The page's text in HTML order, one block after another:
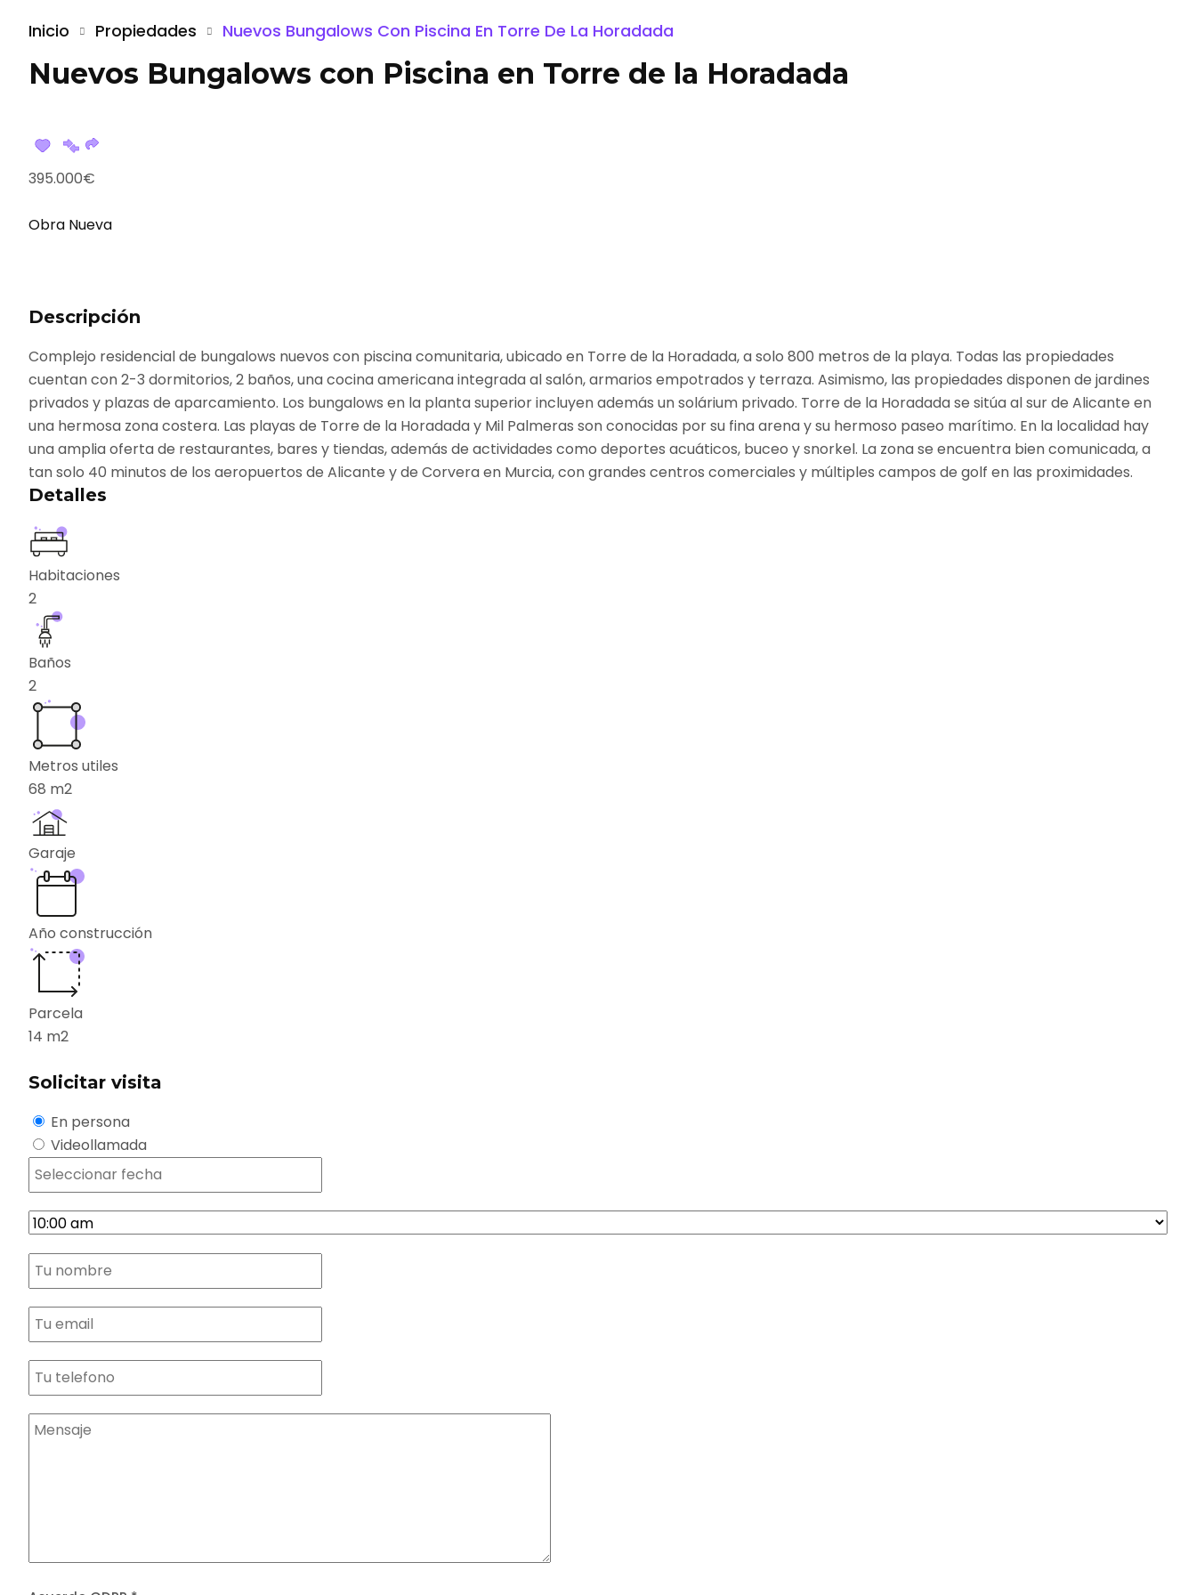
Inicio Propiedades Nuevos Bungalows Con Piscina En Torre De La Horadada
Nuevos Bungalows con Piscina en Torre de la Horadada
395.000€
Obra Nueva
Descripción
Complejo residencial de bungalows nuevos con piscina comunitaria, ubicado en Torre de la Horadada, a solo 800 metros de la playa. Todas las propiedades
cuentan con 2-3 dormitorios, 2 baños, una cocina americana integrada al salón, armarios empotrados y terraza. Asimismo, las propiedades disponen de jardines
privados y plazas de aparcamiento. Los bungalows en la planta superior incluyen además un solárium privado. Torre de la Horadada se sitúa al sur de Alicante en
una hermosa zona costera. Las playas de Torre de la Horadada y Mil Palmeras son conocidas por su fina arena y su hermoso paseo marítimo. En la localidad hay
una amplia oferta de restaurantes, bares y tiendas, además de actividades como deportes acuáticos, buceo y snorkel. La zona se encuentra bien comunicada, a
tan solo 40 minutos de los aeropuertos de Alicante y de Corvera en Murcia, con grandes centros comerciales y múltiples campos de golf en las proximidades.
Detalles
Habitaciones
2
Baños
2
Metros utiles
68 m2
Garaje
Año construcción
Parcela
14 m2
Solicitar visita
En persona
Videollamada